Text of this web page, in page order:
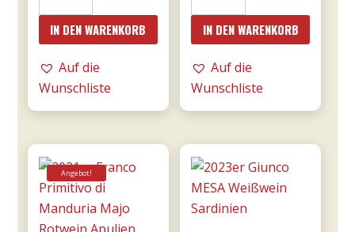
dalla
Valpolicella
DOCG
0,75l
Menge
IN DEN WARENKORB
Auf die
Wunschliste
Cá
Florian
RISERVA
0,75l
Menge
IN DEN WARENKORB
Auf die
Wunschliste
Angebot!